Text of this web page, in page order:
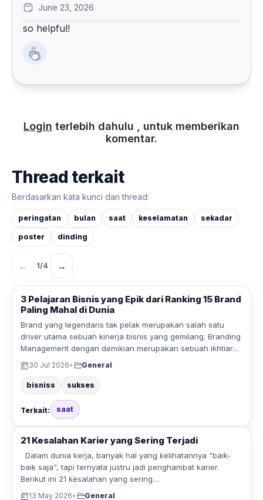
June 23, 2026
so helpful!
Login terlebih dahulu , untuk memberikan
komentar.
Thread terkait
Berdasarkan kata kunci dari thread:
peringatan bulan saat keselamatan sekadar
poster dinding
← 1/4 →
3 Pelajaran Bisnis yang Epik dari Ranking 15 Brand
Paling Mahal di Dunia
Brand yang legendaris tak pelak merupakan salah satu
driver utama sebuah kinerja bisnis yang gemilang. Branding
Management dengan demikian merupakan sebuah ikhtiar…
30 Jul 2026• General
bisniss sukses
Terkait: saat
21 Kesalahan Karier yang Sering Terjadi
Dalam dunia kerja, banyak hal yang kelihatannya “baik-
baik saja”, tapi ternyata justru jadi penghambat karier.
Berikut ini 21 kesalahan yang sering…
13 May 2026• General